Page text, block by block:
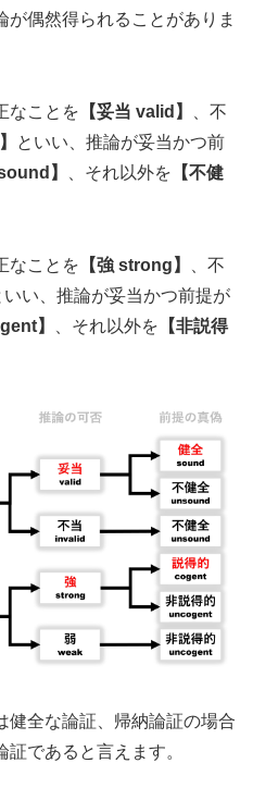
偶然得られることがありま
なことを 【妥当 valid】
、不
といい、推論が妥当かつ前
】 、それ以外を 【不健
なことを 【強 strong】
、不
いい、推論が妥当かつ前提が
】 、それ以外を 【非説得
健全な論証、帰納論証の場合
であると言えます。